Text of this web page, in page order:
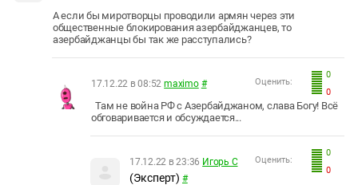
А если бы миротворцы проводили армян через эти
общественные блокирования азербайджанцев, то
азербайджанцы бы так же расступались?
0
0
Оценить:
17.12.22 в 08:52 maximo #
Там не война РФ с Азербайджаном, слава Богу! Всё
обговаривается и обсуждается...
0
0
Оценить:
17.12.22 в 23:36 Игорь С
(Эксперт) #